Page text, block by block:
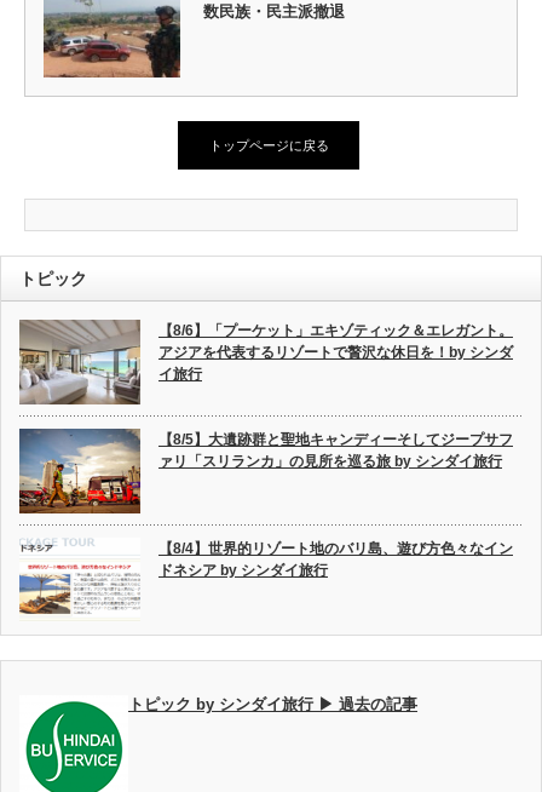
数民族・民主派撤退
トップページに戻る
トピック
【8/6】「プーケット」エキゾティック＆エレガント。
アジアを代表するリゾートで贅沢な休日を！by シンダ
イ旅行
【8/5】大遺跡群と聖地キャンディーそしてジープサフ
ァリ「スリランカ」の見所を巡る旅 by シンダイ旅行
【8/4】世界的リゾート地のバリ島、遊び方色々なイン
ドネシア by シンダイ旅行
トピック by シンダイ旅行 ▶ 過去の記事